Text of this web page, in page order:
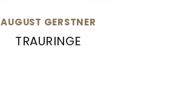
AUGUST GERSTNER
TRAURINGE